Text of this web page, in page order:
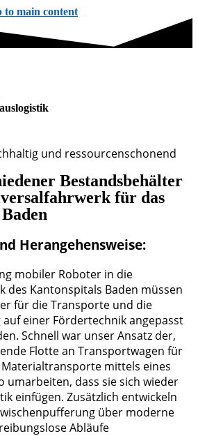
to main content
und ressourcenschonend
Bestandsbehälter
für das
Herangehensweise:
mobiler Roboter in die
des Kantonspitals Baden müssen
für die Transporte und die
einer Fördertechnik angepasst
Schnell war unser Ansatz der,
Flotte an Transportwagen für
Materialtransporte mittels eines
umarbeiten, dass sie sich wieder
einfügen. Zusätzlich entwickeln
über moderne
Abläufe